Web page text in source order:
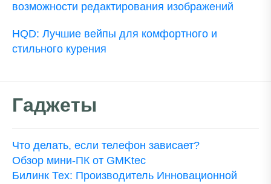
возможности редактирования изображений
HQD: Лучшие вейпы для комфортного и
стильного курения
Гаджеты
Что делать, если телефон зависает?
Обзор мини-ПК от GMKtec
Билинк Тех: Производитель Инновационной